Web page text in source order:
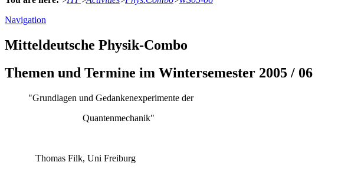
Navigation
Mitteldeutsche Physik-Combo
Themen und Termine im Wintersemester 2005 / 06
"Grundlagen und Gedankenexperimente der
Quantenmechanik"
Thomas Filk, Uni Freiburg